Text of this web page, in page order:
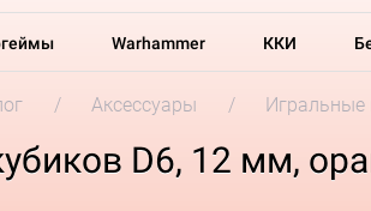
Warhammer ККИ
Аксессуары Игральные
D6, 12 мм,